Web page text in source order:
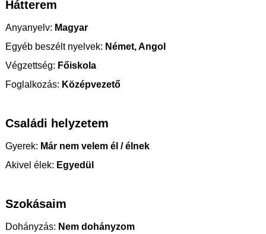
Hátterem
Anyanyelv: Magyar
Egyéb beszélt nyelvek: Német, Angol
Végzettség: Főiskola
Foglalkozás: Középvezető
Családi helyzetem
Gyerek: Már nem velem él / élnek
Akivel élek: Egyedül
Szokásaim
Dohányzás: Nem dohányzom